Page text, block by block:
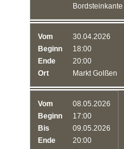
Bordsteinkante
Vom
30.04.2026
Beginn
18:00
Ende
20:00
Ort
Markt Golßen
Vom
08.05.2026
Beginn
17:00
Bis
09.05.2026
Ende
20:00